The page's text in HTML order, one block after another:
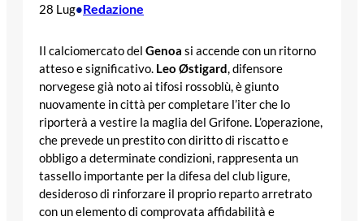
28 Lug•Redazione
Il calciomercato del Genoa si accende con un ritorno
atteso e significativo. Leo Østigard, difensore
norvegese già noto ai tifosi rossoblù, è giunto
nuovamente in città per completare l’iter che lo
riporterà a vestire la maglia del Grifone. L’operazione,
che prevede un prestito con diritto di riscatto e
obbligo a determinate condizioni, rappresenta un
tassello importante per la difesa del club ligure,
desideroso di rinforzare il proprio reparto arretrato
con un elemento di comprovata affidabilità e